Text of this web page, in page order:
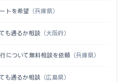
トを希望 （兵庫県）
も通るか相談 （大阪府）
について無料相談を依頼 （兵庫県）
も通るか相談 （広島県）